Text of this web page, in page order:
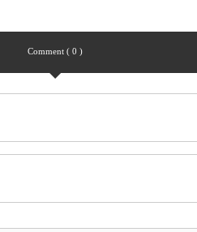
Comment ( 0 )